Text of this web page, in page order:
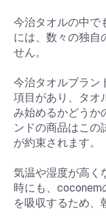
今治タオルの中で
には、数々の独自
せん。
今治タオルブラン
項目があり、タオ
み始めるかどうか
ンドの商品はこの
が約束されます。
気温や湿度が高く
時にも、coconem
を吸収するため、